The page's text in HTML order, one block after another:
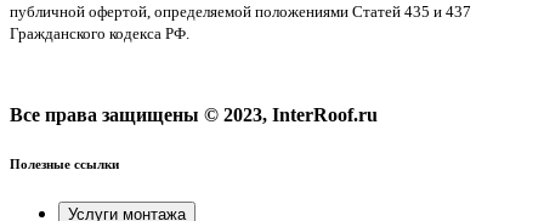
публичной офертой, определяемой положениями Статей 435 и 437
Гражданского кодекса РФ.
Все права защищены © 2023, InterRoof.ru
Полезные ссылки
Услуги монтажа